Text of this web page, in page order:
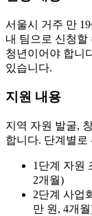
서울시 거주 만
내 팀으로 신청할
청년이어야 합니
있습니다.
지원 내용
지역 자원 발굴,
합니다. 단계별로
1단계 자원
2개월)
2단계 사업
만 원, 4개